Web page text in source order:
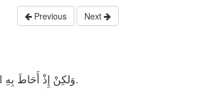
Previous Next
وَلكِنْ إِذْ أَحَاطَ بِهِ التَّلاَمِيذُ، قَامَ وَدَخَلَ الْمَدِينَةَ، وَفِي الْغَدِ خَرَجَ مَعَ بَرْنَابَا إِلَى دَرْبَةَ.